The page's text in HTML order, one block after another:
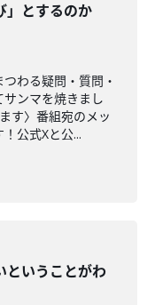
とするのか
わる疑問・質問・
ンマを焼きまし
す〉番組宛のメッ
公式Xと公...
いうことがわ